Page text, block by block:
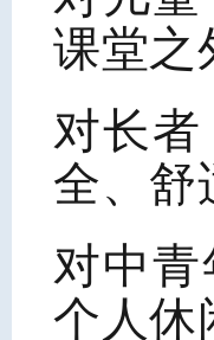
课堂之
对长
全、舒
对中
个人休